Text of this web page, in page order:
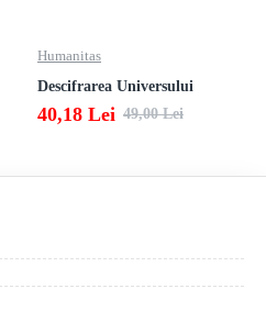
Humanitas
Descifrarea Universului
40,18 Lei 49,00 Lei